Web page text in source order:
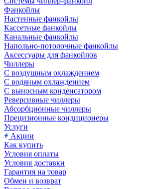
Фанкойлы
Настенные фанкойлы
Кассетные фанкойлы
Канальные фанкойлы
Напольно-потолочные фанкойлы
Аксессуары для фанкойлов
Чиллеры
С воздушным охлаждением
С водяным охлаждением
С выносным конденсатором
Реверсивные чиллеры
Абсорбционные чиллеры
Прецизионные кондиционеры
Услуги
Акции
Как купить
Условия оплаты
Условия доставки
Гарантия на товар
Обмен и возврат